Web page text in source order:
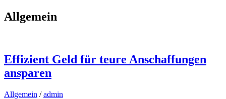
Allgemein
Effizient Geld für teure Anschaffungen
ansparen
Allgemein /admin